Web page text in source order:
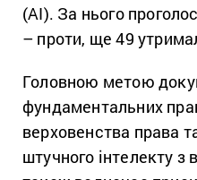
(АІ). За нього
– проти, ще 49
Головною метою
фундаментальних
верховенства права
штучного інтелекту